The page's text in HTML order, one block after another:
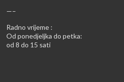
—–
Radno vrijeme :
Od ponedjeljka do petka:
od 8 do 15 sati